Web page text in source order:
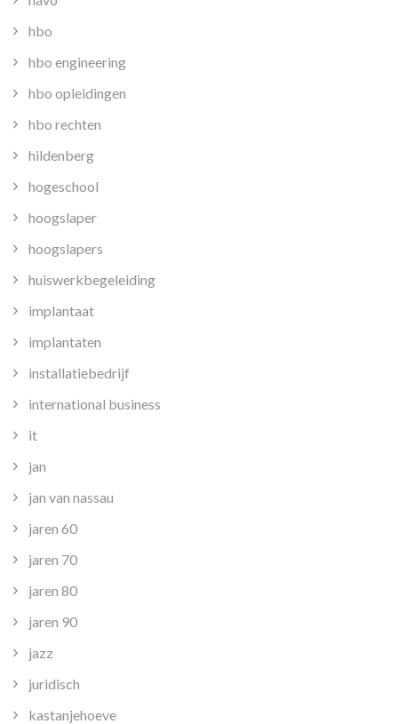
hbo
hbo engineering
hbo opleidingen
hbo rechten
hildenberg
hogeschool
hoogslaper
hoogslapers
huiswerkbegeleiding
implantaat
implantaten
installatiebedrijf
international business
it
jan
jan van nassau
jaren 60
jaren 70
jaren 80
jaren 90
jazz
juridisch
kastanjehoeve